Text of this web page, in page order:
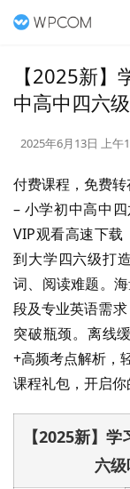
【2025新
中高中四六
2025年6月13日 上午
付费课程，免费
– 小学初中高中
VIP观看高速下载
到大学四六级打
词、阅读难题。
段及专业英语需
突破瓶颈。离线
+高频考点解析，
课程礼包，开启你
【2025新】
六